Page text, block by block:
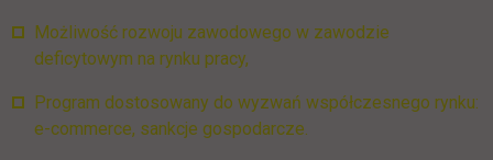
Możliwość rozwoju zawodowego w zawodzie
deficytowym na rynku pracy,
Program dostosowany do wyzwań współczesnego rynku:
e-commerce, sankcje gospodarcze.